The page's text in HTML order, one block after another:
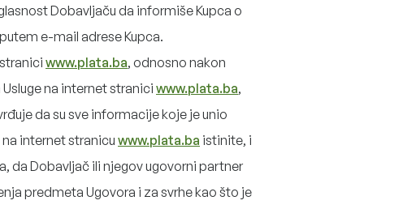
Dobavljaču da informiše Kupca o
e-mail adrese Kupca.
www.plata.ba, odnosno nakon
na internet stranici www.plata.ba,
da su sve informacije koje je unio
internet stranicu www.plata.ba istinite, i
da Dobavljač ili njegov ugovorni partner
predmeta Ugovora i za svrhe kao što je